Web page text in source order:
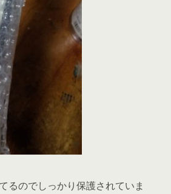
るのでしっかり保護されていま